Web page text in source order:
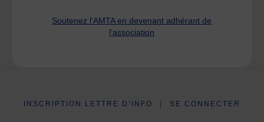
Soutenez l'AMTA en devenant adhérant de
l'association
INSCRIPTION LETTRE D’INFO SE CONNECTER